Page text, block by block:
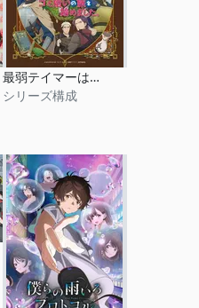
最弱テイマーはゴミ拾いの旅を始めました。
シリーズ構成